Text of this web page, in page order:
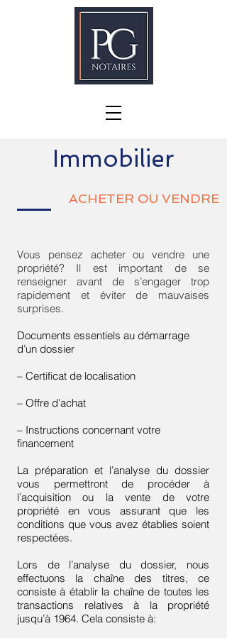
Immobilier
Vous pensez acheter ou vendre une
propriété? Il est important de se
renseigner avant de s’engager trop
rapidement et éviter de mauvaises
surprises.
Documents essentiels au démarrage
d’un dossier
– Certificat de localisation
– Offre d’achat
– Instructions concernant votre
financement
La préparation et l’analyse du dossier
vous permettront de procéder à
l’acquisition ou la vente de votre
propriété en vous assurant que les
conditions que vous avez établies soient
respectées.
Lors de l’analyse du dossier, nous
effectuons la chaîne des titres, ce
consiste à établir la chaîne de toutes les
transactions relatives à la propriété
jusqu’à 1964. Cela consiste à:
ACHETER OU VENDRE